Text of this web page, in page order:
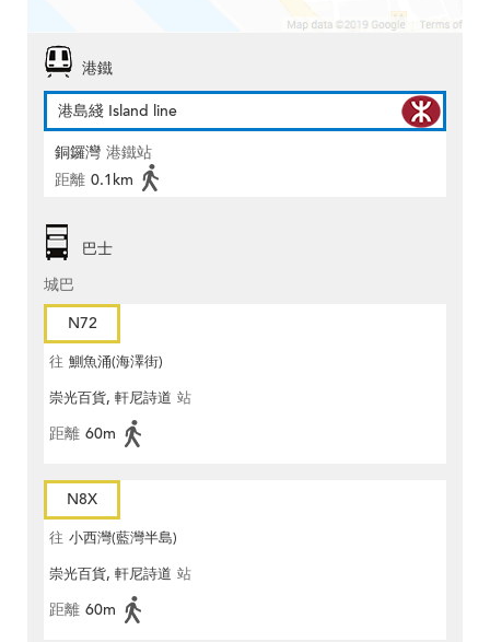
港鐵
港島綫 Island line
銅鑼灣 港鐵站
距離 0.1km
巴士
城巴
N72
往 鰂魚涌(海澤街)
崇光百貨, 軒尼詩道 站
距離 60m
N8X
往 小西灣(藍灣半島)
崇光百貨, 軒尼詩道 站
距離 60m